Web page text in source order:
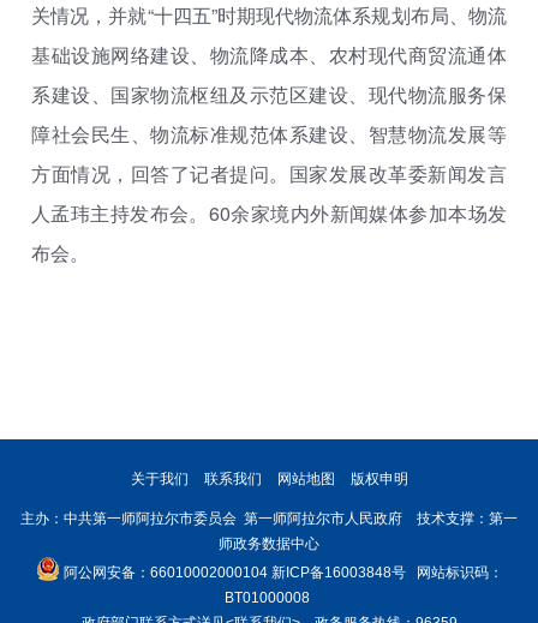
关情况，并就“十四五”时期现代物流体系规划布局、物流
基础设施网络建设、物流降成本、农村现代商贸流通体
系建设、国家物流枢纽及示范区建设、现代物流服务保
障社会民生、物流标准规范体系建设、智慧物流发展等
方面情况，回答了记者提问。国家发展改革委新闻发言
人孟玮主持发布会。60余家境内外新闻媒体参加本场发
布会。
关于我们 联系我们 网站地图 版权申明
主办：中共第一师阿拉尔市委员会 第一师阿拉尔市人民政府 技术支撑：第一
师政务数据中心
阿公网安备：66010002000104 新ICP备16003848号网站标识码：
BT01000008